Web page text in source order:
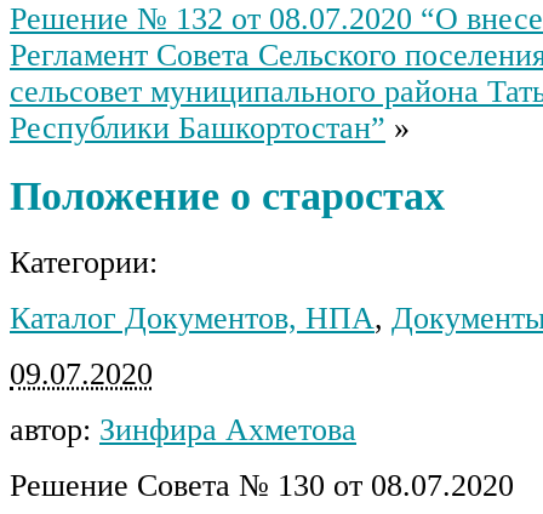
Решение № 132 от 08.07.2020 “О
Регламент Совета Сельского
сельсовет муниципального района
Республики Башкортостан” »
Положение о старостах
Категории:
Каталог Документов, НПА,
09.07.2020
автор: Зинфира Ахметова
Решение Совета № 130 от 08.07.2020